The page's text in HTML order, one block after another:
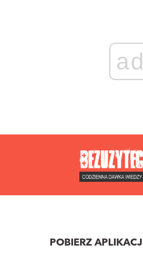
ad
POBIERZ